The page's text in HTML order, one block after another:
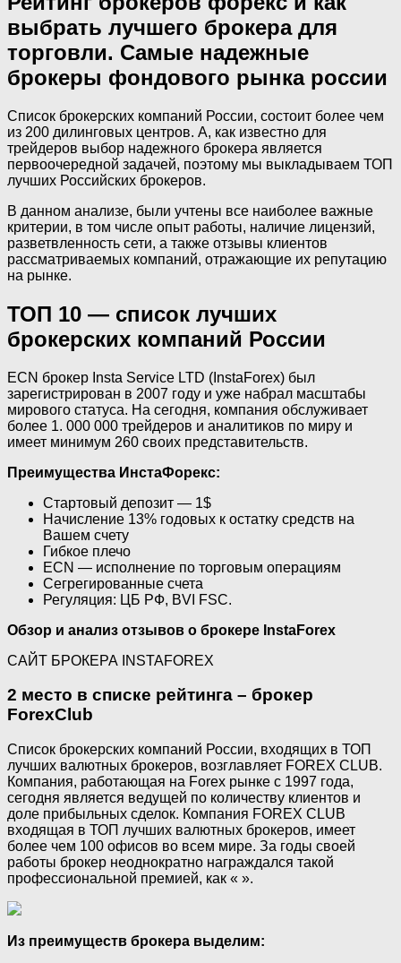
выбрать лучшего брокера для
торговли. Самые надежные
брокеры фондового рынка россии
Список брокерских компаний России, состоит более чем
из 200 дилинговых центров. А, как известно для
трейдеров выбор надежного брокера является
первоочередной задачей, поэтому мы выкладываем ТОП
лучших Российских брокеров.
В данном анализе, были учтены все наиболее важные
критерии, в том числе опыт работы, наличие лицензий,
разветвленность сети, а также отзывы клиентов
рассматриваемых компаний, отражающие их репутацию
на рынке.
ТОП 10 — список лучших
брокерских компаний России
ECN брокер Insta Service LTD (InstaForex) был
зарегистрирован в 2007 году и уже набрал масштабы
мирового статуса. На сегодня, компания обслуживает
более 1. 000 000 трейдеров и аналитиков по миру и
имеет минимум 260 своих представительств.
Преимущества ИнстаФорекс:
Стартовый депозит — 1$
Начисление 13% годовых к остатку средств на
Вашем счету
Гибкое плечо
ECN — исполнение по торговым операциям
Сегрегированные счета
Регуляция: ЦБ РФ, BVI FSC.
Обзор и анализ отзывов о брокере InstaForex
САЙТ БРОКЕРА INSTAFOREX
2 место в списке рейтинга – брокер
ForexClub
Список брокерских компаний России, входящих в ТОП
лучших валютных брокеров, возглавляет FOREX CLUB.
Компания, работающая на Forex рынке с 1997 года,
сегодня является ведущей по количеству клиентов и
доле прибыльных сделок. Компания FOREX CLUB
входящая в ТОП лучших валютных брокеров, имеет
более чем 100 офисов во всем мире. За годы своей
работы брокер неоднократно награждался такой
профессиональной премией, как « ».
Из преимуществ брокера выделим: